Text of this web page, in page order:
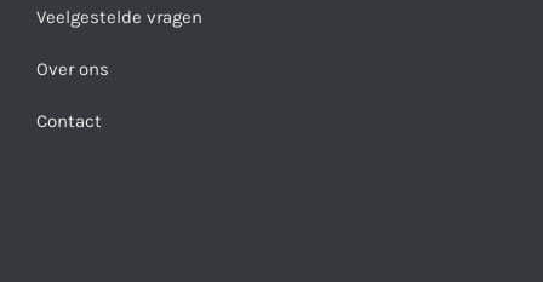
Veelgestelde vragen
Over ons
Contact